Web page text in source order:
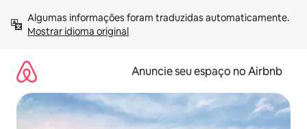
para
Mostrar idioma original
Anuncie seu espaço no Airbnb